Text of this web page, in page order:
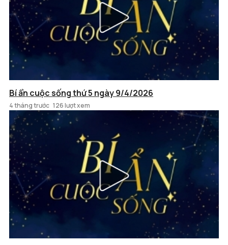
Bí ẩn cuộc sống thứ 5 ngày 9/4/2026
4 tháng trước 126 lượt xem